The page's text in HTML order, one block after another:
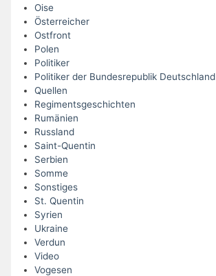
Oise
Österreicher
Ostfront
Polen
Politiker
Politiker der Bundesrepublik Deutschland
Quellen
Regimentsgeschichten
Rumänien
Russland
Saint-Quentin
Serbien
Somme
Sonstiges
St. Quentin
Syrien
Ukraine
Verdun
Video
Vogesen